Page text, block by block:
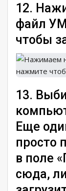
12.
файл
чтобы
13.
Еще
просто
в поле
сюда,